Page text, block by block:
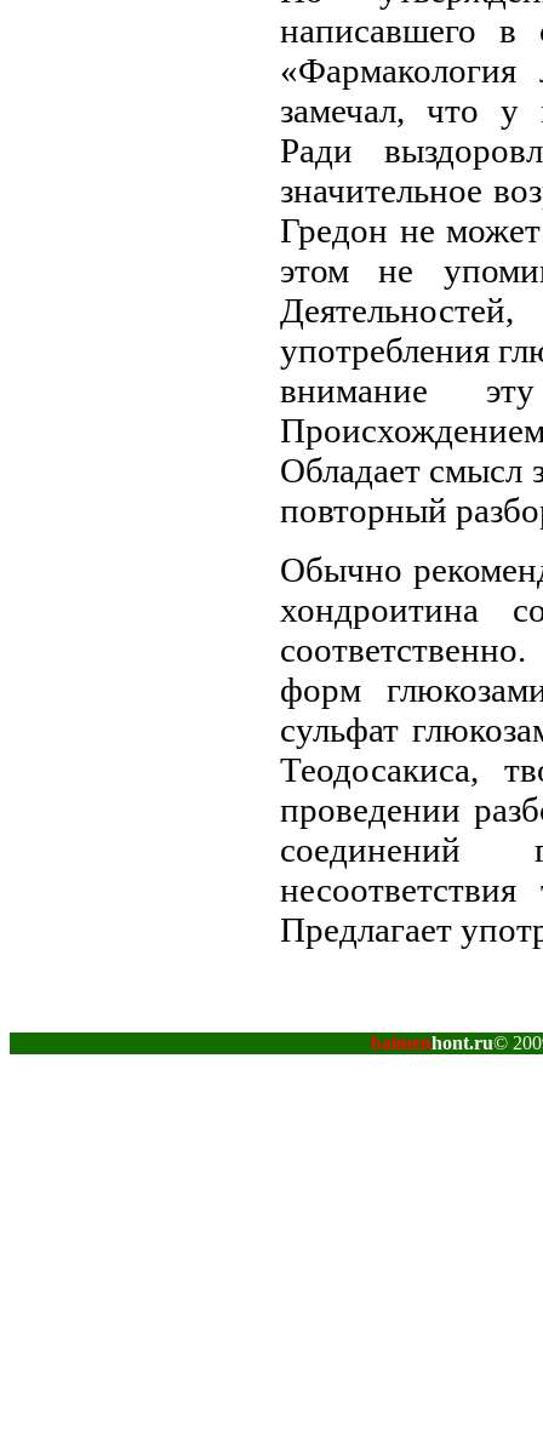
написавшего в
замечал, что у
Ради
значительное
Гредон не
этом не
употребления
внимание
Обладает смысл
повторный
Обычно
хондроитина
форм
сульфат
Теодосакиса,
проведении
соединений
Предлагает
baimenhont.ru©